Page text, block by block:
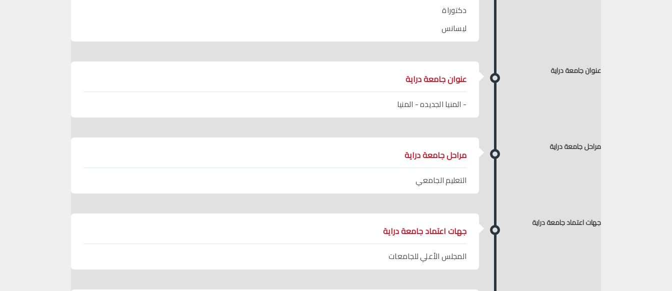
دكتوراة
ليسانس
عنوان جامعة دراية
عنوان جامعة دراية
- المنيا الجديده - المنيا
مراحل جامعة دراية
مراحل جامعة دراية
التعليم الجامعي
جهات اعتماد جامعة دراية
جهات اعتماد جامعة دراية
المجلس الأعلي للجامعات